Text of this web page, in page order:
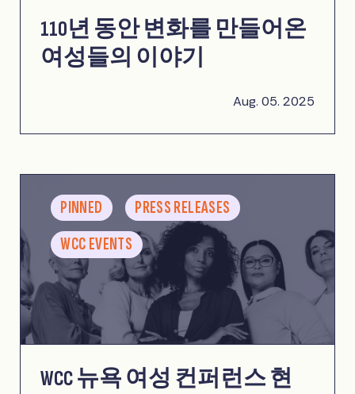
110년 동안 변화를 만들어온
여성들의 이야기
Aug. 05. 2025
PINNED
PRESS RELEASES
WCC EVENTS
WCC 뉴욕 여성 컨퍼런스 현